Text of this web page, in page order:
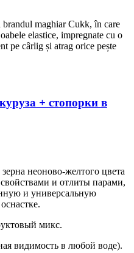
brandul maghiar Cukk, în care
elastice, impregnate cu o
pe cârlig și atrag orice pește
+ стопорки в
неоново-желтого цвета
свойствами и отлиты парами,
и универсальную
микс.
видимость в любой воде).